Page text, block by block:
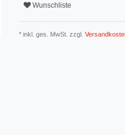
Wunschliste
* inkl. ges. MwSt. zzgl.